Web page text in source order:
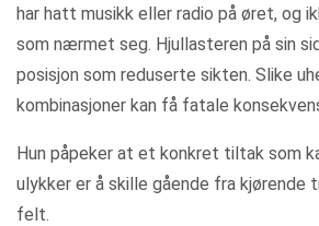
har hatt musikk eller radio på øret, og
som nærmet seg. Hjullasteren på sin
posisjon som reduserte sikten. Slike
kombinasjoner kan få fatale
Hun påpeker at et konkret tiltak som
ulykker er å skille gående fra kjørende
felt.